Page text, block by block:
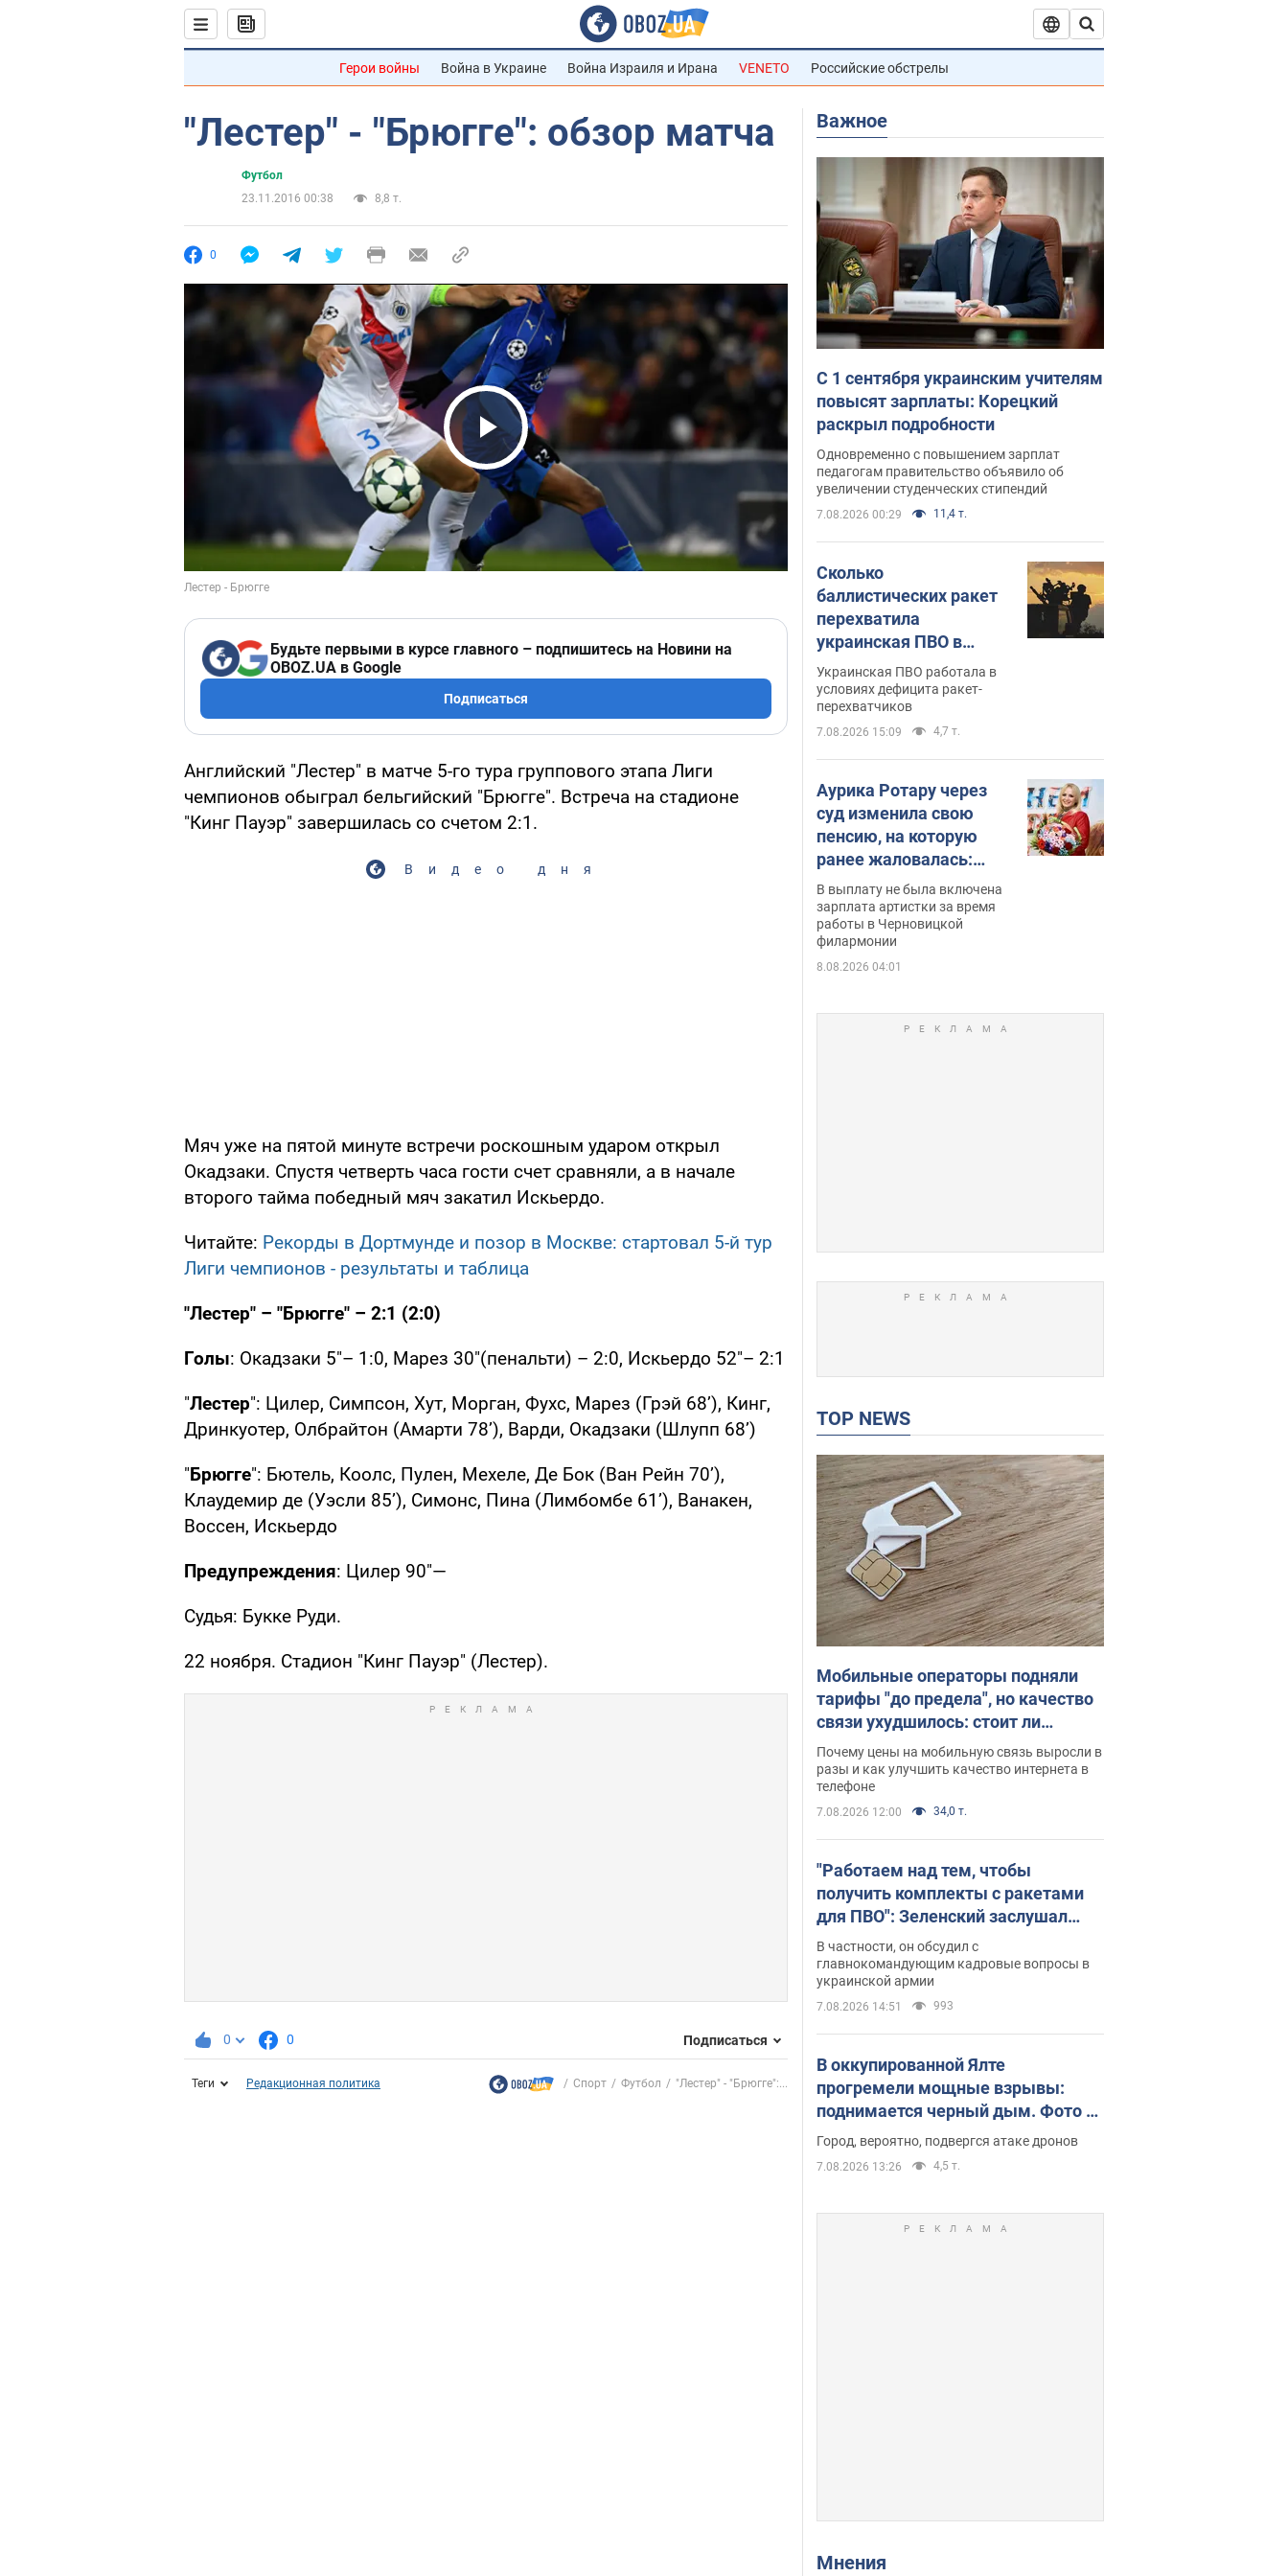
Герои войны Война в Украине Война Израиля и Ирана VENETO Российские обстрелы
"Лестер" - "Брюгге": обзор матча
Футбол
23.11.2016 00:38
8,8 т.
0
Play Video
Будьте первыми в курсе главного – подпишитесь на Новини на
OBOZ.UA в Google
Подписаться
Английский "Лестер" в матче 5-го тура группового этапа Лиги
чемпионов обыграл бельгийский "Брюгге". Встреча на стадионе
"Кинг Пауэр" завершилась со счетом 2:1.
Видео дня
Мяч уже на пятой минуте встречи роскошным ударом открыл
Окадзаки. Спустя четверть часа гости счет сравняли, а в начале
второго тайма победный мяч закатил Искьердо.
Читайте: Рекорды в Дортмунде и позор в Москве: стартовал 5-й тур
Лиги чемпионов - результаты и таблица
"Лестер" – "Брюгге" – 2:1 (2:0)
Голы: Окадзаки 5"– 1:0, Марез 30"(пенальти) – 2:0, Искьердо 52"– 2:1
"Лестер": Цилер, Симпсон, Хут, Морган, Фухс, Марез (Грэй 68’), Кинг,
Дринкуотер, Олбрайтон (Амарти 78’), Варди, Окадзаки (Шлупп 68’)
"Брюгге": Бютель, Коолс, Пулен, Мехеле, Де Бок (Ван Рейн 70’),
Клаудемир де (Уэсли 85’), Симонс, Пина (Лимбомбе 61’), Ванакен,
Воссен, Искьердо
Предупреждения: Цилер 90"—
Судья: Букке Руди.
22 ноября. Стадион "Кинг Пауэр" (Лестер).
0 0 Подписаться
Теги Редакционная политика Спорт Футбол "Лестер" - "Брюгге":...
Важное
С 1 сентября украинским учителям
повысят зарплаты: Корецкий
раскрыл подробности
Одновременно с повышением зарплат
педагогам правительство объявило об
увеличении студенческих стипендий
7.08.2026 00:29 11,4 т.
Сколько
баллистических ракет
перехватила
украинская ПВО в
июле: в Минобороны
назвали цифру
Украинская ПВО работала в
условиях дефицита ракет-
перехватчиков
7.08.2026 15:09 4,7 т.
Аурика Ротару через
суд изменила свою
пенсию, на которую
ранее жаловалась:
сколько получала
певица
В выплату не была включена
зарплата артистки за время
работы в Черновицкой
филармонии
8.08.2026 04:01
TOP NEWS
Мобильные операторы подняли
тарифы "до предела", но качество
связи ухудшилось: стоит ли
жаловаться на цены
Почему цены на мобильную связь выросли в
разы и как улучшить качество интернета в
телефоне
7.08.2026 12:00 34,0 т.
"Работаем над тем, чтобы
получить комплекты с ракетами
для ПВО": Зеленский заслушал
доклад Драпатого и объявил о
новых мерах
В частности, он обсудил с
главнокомандующим кадровые вопросы в
украинской армии
7.08.2026 14:51 993
В оккупированной Ялте
прогремели мощные взрывы:
поднимается черный дым. Фото и
видео
Город, вероятно, подвергся атаке дронов
7.08.2026 13:26 4,5 т.
Мнения